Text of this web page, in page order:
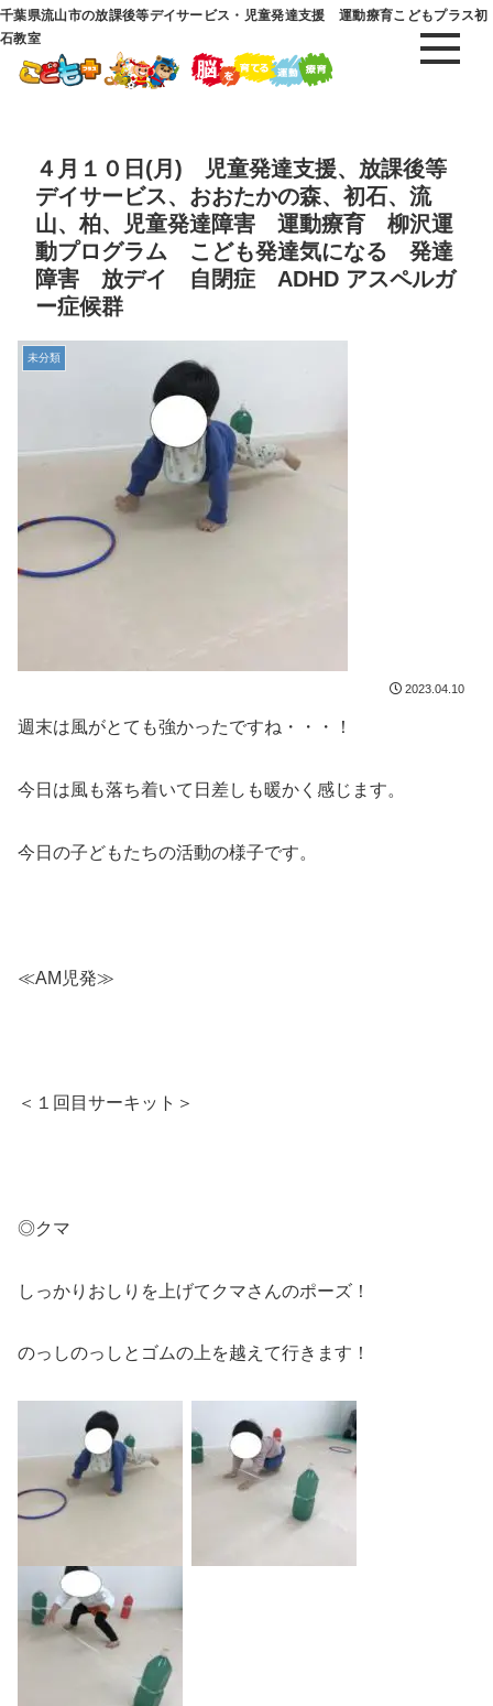
千葉県流山市の放課後等デイサービス・児童発達支援 運動療育こどもプラス初
石教室
４月１０日(月) 児童発達支援、放課後等
デイサービス、おおたかの森、初石、流
山、柏、児童発達障害 運動療育 柳沢運
動プログラム こども発達気になる 発達
障害 放デイ 自閉症 ADHD アスペルガ
ー症候群
未分類
2023.04.10
週末は風がとても強かったですね・・・！
今日は風も落ち着いて日差しも暖かく感じます。
今日の子どもたちの活動の様子です。
≪AM児発≫
＜１回目サーキット＞
◎クマ
しっかりおしりを上げてクマさんのポーズ！
のっしのっしとゴムの上を越えて行きます！